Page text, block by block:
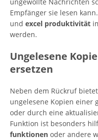
Empfänger sie lesen
und excel produktivität
werden.
Ungelesene
ersetzen
Neben dem Rückruf
ungelesene Kopien einer
oder durch eine
Funktion ist besonders
funktionen oder andere